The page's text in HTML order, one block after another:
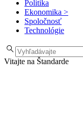
Politika
Ekonomika >
Spoločnosť
Technológie
Vitajte na Štandarde